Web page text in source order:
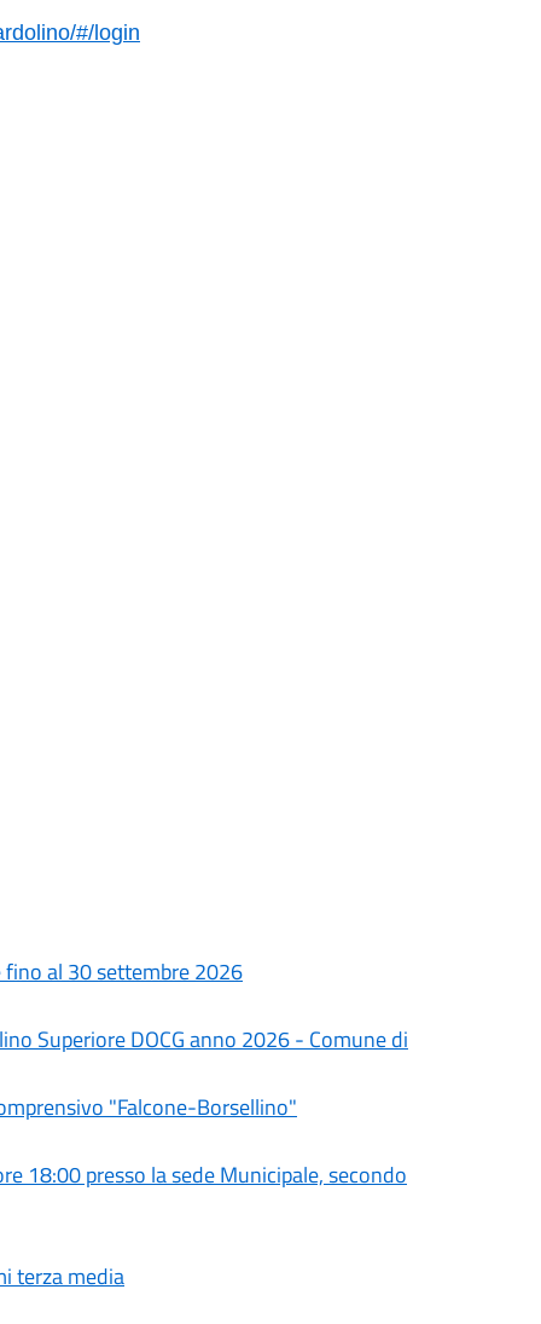
#/login
al 30 settembre 2026
Superiore DOCG anno 2026 - Comune di
"Falcone-Borsellino"
18:00 presso la sede Municipale, secondo
terza media